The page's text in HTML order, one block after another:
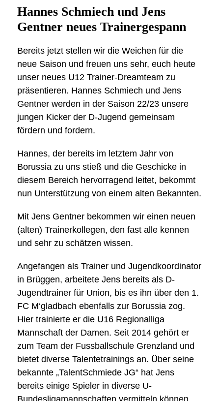
Hannes Schmiech und Jens
Gentner neues Trainergespann
Bereits jetzt stellen wir die Weichen für die
neue Saison und freuen uns sehr, euch heute
unser neues U12 Trainer-Dreamteam zu
präsentieren. Hannes Schmiech und Jens
Gentner werden in der Saison 22/23 unsere
jungen Kicker der D-Jugend gemeinsam
fördern und fordern.
Hannes, der bereits im letztem Jahr von
Borussia zu uns stieß und die Geschicke in
diesem Bereich hervorragend leitet, bekommt
nun Unterstützung von einem alten Bekannten.
Mit Jens Gentner bekommen wir einen neuen
(alten) Trainerkollegen, den fast alle kennen
und sehr zu schätzen wissen.
Angefangen als Trainer und Jugendkoordinator
in Brüggen, arbeitete Jens bereits als D-
Jugendtrainer für Union, bis es ihn über den 1.
FC M‘gladbach ebenfalls zur Borussia zog.
Hier trainierte er die U16 Regionalliga
Mannschaft der Damen. Seit 2014 gehört er
zum Team der Fussballschule Grenzland und
bietet diverse Talentetrainings an. Über seine
bekannte „TalentSchmiede JG“ hat Jens
bereits einige Spieler in diverse U-
Bundesligamannschaften vermitteln können.